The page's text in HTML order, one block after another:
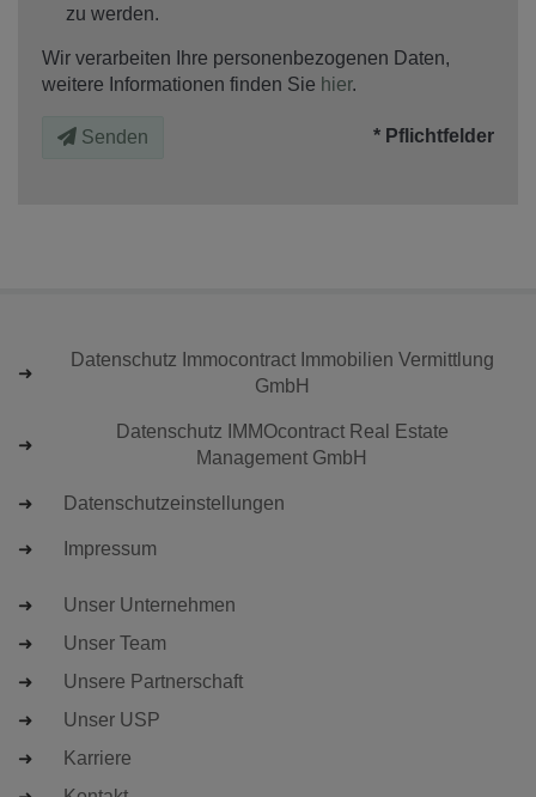
zu werden.
Wir verarbeiten Ihre personenbezogenen Daten,
weitere Informationen finden Sie hier.
Senden * Pflichtfelder
Datenschutz Immocontract Immobilien Vermittlung
GmbH
Datenschutz IMMOcontract Real Estate
Management GmbH
Datenschutzeinstellungen
Impressum
Unser Unternehmen
Unser Team
Unsere Partnerschaft
Unser USP
Karriere